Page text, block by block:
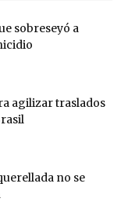
sobreseyó a
agilizar traslados
no se